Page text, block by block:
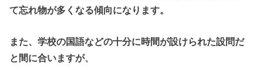
て忘れ物が多くなる傾向になります。
また、学校の国語などの十分に時間が設けられた設問だ
と間に合いますが、